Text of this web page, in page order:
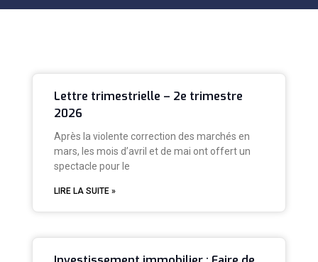
Lettre trimestrielle – 2e trimestre
2026
Après la violente correction des marchés en
mars, les mois d’avril et de mai ont offert un
spectacle pour le
LIRE LA SUITE »